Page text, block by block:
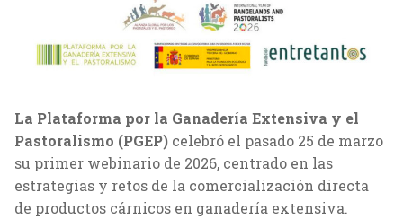
La Plataforma por la Ganadería Extensiva y el
Pastoralismo (PGEP) celebró el pasado 25 de marzo
su primer webinario de 2026, centrado en las
estrategias y retos de la comercialización directa
de productos cárnicos en ganadería extensiva.